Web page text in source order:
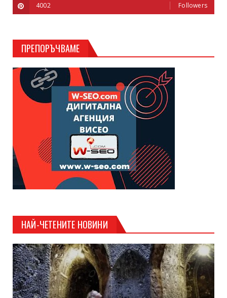
4002 Followers
ПРЕПОРЪЧВАМЕ
НАЙ-ЧЕТЕНИТЕ НОВИНИ